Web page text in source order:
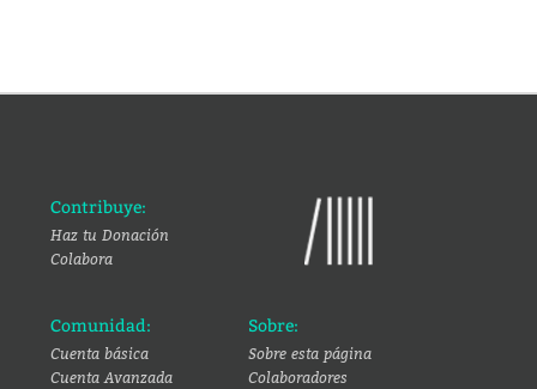
Contribuye:
Haz tu Donación
Colabora
Comunidad:
Cuenta básica
Cuenta Avanzada
Sobre:
Sobre esta página
Colaboradores